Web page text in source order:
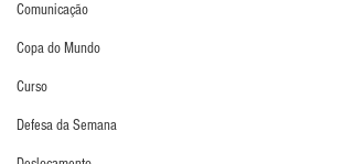
Comunicação
Copa do Mundo
Curso
Defesa da Semana